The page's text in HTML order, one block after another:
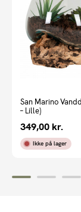
San Marino
– Lille)
349,00 kr.
Ikke på lager